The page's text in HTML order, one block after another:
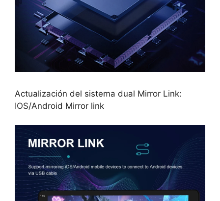
Actualización del sistema dual Mirror Link:
IOS/Android Mirror link